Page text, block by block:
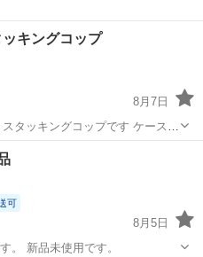
キングコップ
8月7日
い色でかわいいです うちでは使
可
8月5日
。 新品未使用です。